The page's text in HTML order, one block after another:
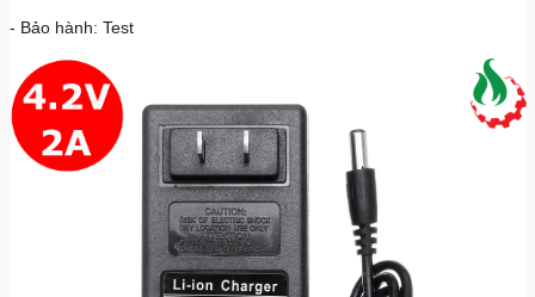
- Bảo hành: Test